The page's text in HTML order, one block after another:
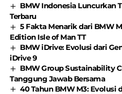
BMW Indonesia Luncurkan
Terbaru
5 Fakta Menarik dari BMW
Edition Isle of Man TT
BMW iDrive: Evolusi dari
iDrive 9
BMW Group Sustainability
Tanggung Jawab Bersama
40 Tahun BMW M3: Evolusi